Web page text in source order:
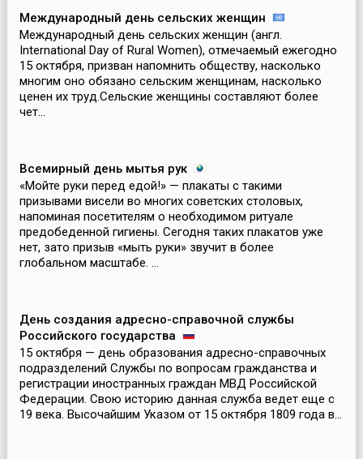
Международный день сельских женщин
Международный день сельских женщин (англ.
International Day of Rural Women), отмечаемый ежегодно
15 октября, призван напомнить обществу, насколько
многим оно обязано сельским женщинам, насколько
ценен их труд.Сельские женщины составляют более
чет...
Всемирный день мытья рук
«Мойте руки перед едой!» — плакаты с такими
призывами висели во многих советских столовых,
напоминая посетителям о необходимом ритуале
предобеденной гигиены. Сегодня таких плакатов уже
нет, зато призыв «мыть руки» звучит в более
глобальном масштабе. ...
День создания адресно-справочной службы
Российского государства
15 октября — день образования адресно-справочных
подразделений Службы по вопросам гражданства и
регистрации иностранных граждан МВД Российской
Федерации. Свою историю данная служба ведет еще с
19 века. Высочайшим Указом от 15 октября 1809 года в...